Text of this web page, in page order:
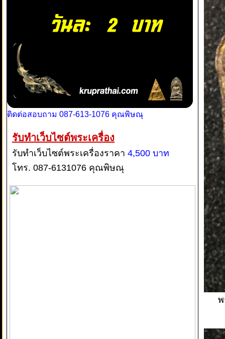
ติดต่อสอบถาม 087-613-1076 คุณพิษณุ
รับทำเว็บไซต์พระเครื่อง
รับทำเว็บไซต์พระเครื่องราคา 4,500 บาท
โทร. 087-6131076 คุณพิษณุ
พ